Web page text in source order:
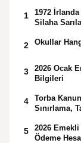
1
1972
Silaha
2 Okullar
3
2026 Ocak
Bilgileri
4
Torba
Sınırlama,
5
2026
Ödeme